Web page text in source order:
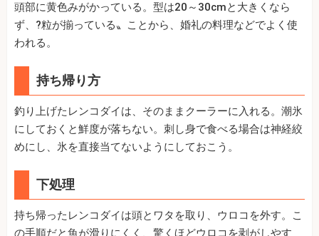
頭部に黄色みがかっている。型は20～30cmと大きくなら
ず、?粒が揃っている〟ことから、婚礼の料理などでよく使
われる。
持ち帰り方
釣り上げたレンコダイは、そのままクーラーに入れる。潮氷
にしておくと鮮度が落ちない。刺し身で食べる場合は神経絞
めにし、氷を直接当てないようにしておこう。
下処理
持ち帰ったレンコダイは頭とワタを取り、ウロコを外す。こ
の手順だと魚が滑りにくく、驚くほどウロコを剥がしやす